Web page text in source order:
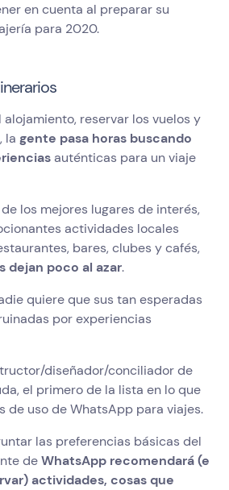
en cuenta al preparar su
para 2020.
reservar los vuelos y
la gente pasa horas buscando
auténticas para un viaje
los mejores lugares de interés,
actividades locales
bares, clubes y cafés,
dejan poco al azar.
quiere que sus tan esperadas
por experiencias
diseñador/conciliador de
el primero de la lista en lo que
de uso de WhatsApp para viajes.
las preferencias básicas del
deWhatsApp recomendará (e
actividades, cosas que